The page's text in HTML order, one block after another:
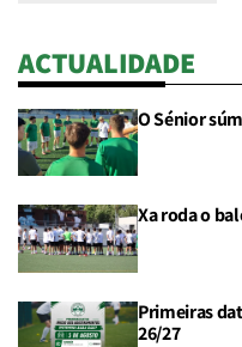
ACTUALIDADE
O Sénior
Xa roda o
Primeiras
26/27